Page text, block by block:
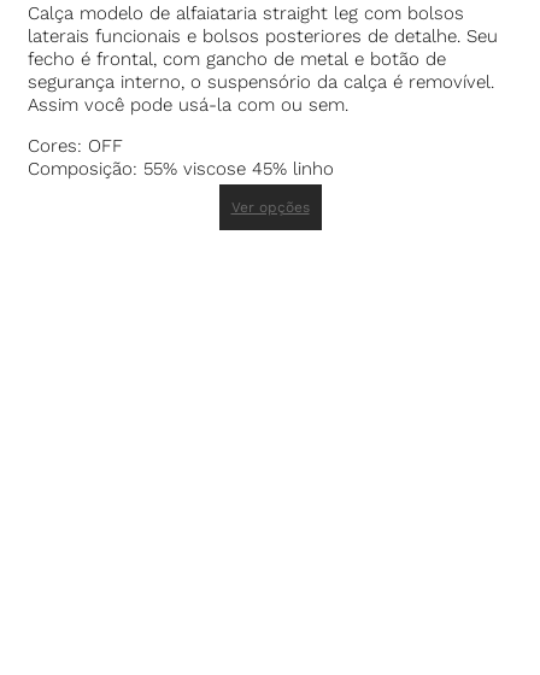
Calça modelo de alfaiataria straight leg com bolsos
laterais funcionais e bolsos posteriores de detalhe. Seu
fecho é frontal, com gancho de metal e botão de
segurança interno, o suspensório da calça é removível.
Assim você pode usá-la com ou sem.
Cores: OFF
Composição: 55% viscose 45% linho
Ver opções